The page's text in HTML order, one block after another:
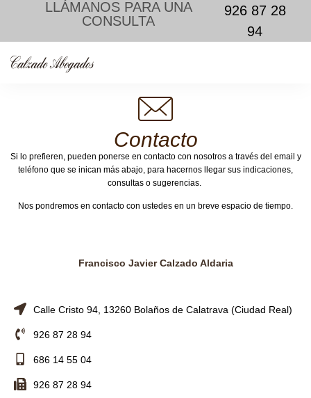
LLÁMANOS PARA UNA
CONSULTA
926 87 28
94
Contacto
Si lo prefieren, pueden ponerse en contacto con nosotros a través del email y
teléfono que se inican más abajo, para hacernos llegar sus indicaciones,
consultas o sugerencias.
Nos pondremos en contacto con ustedes en un breve espacio de tiempo.
Francisco Javier Calzado Aldaria
Calle Cristo 94, 13260 Bolaños de Calatrava (Ciudad Real)
926 87 28 94
686 14 55 04
926 87 28 94